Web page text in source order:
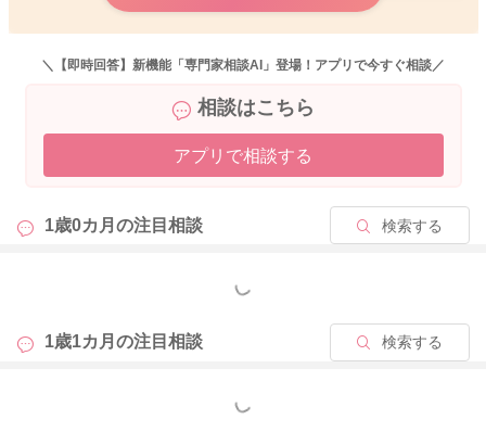
＼【即時回答】新機能「専門家相談AI」登場！アプリで今すぐ相談／
相談はこちら
アプリで相談する
1歳0カ月の注目相談 検索する
もっと見る
1歳1カ月の注目相談 検索する
もっと見る